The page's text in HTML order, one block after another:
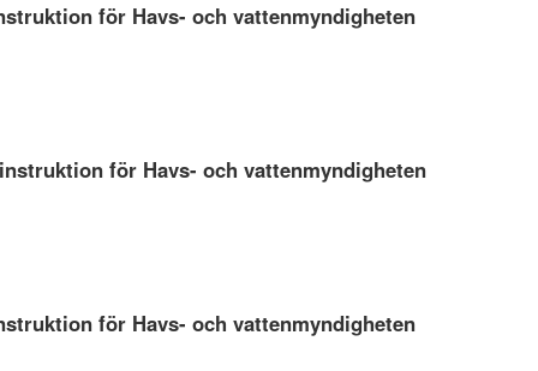
för Havs- och vattenmyndigheten
för Havs- och vattenmyndigheten
för Havs- och vattenmyndigheten